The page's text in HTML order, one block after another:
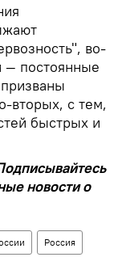
во-
— постоянные
вторых, с тем,
быстрых и
новости о
Россия